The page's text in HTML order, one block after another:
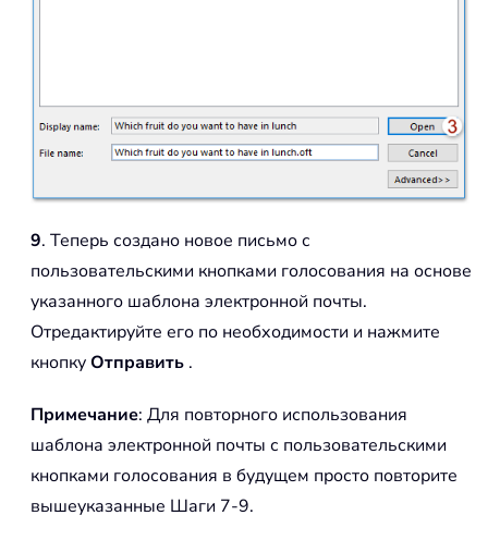
9. Теперь создано новое письмо с
пользовательскими кнопками голосования на основе
указанного шаблона электронной почты.
Отредактируйте его по необходимости и нажмите
кнопкуОтправить .
Примечание: Для повторного использования
шаблона электронной почты с пользовательскими
кнопками голосования в будущем просто повторите
вышеуказанные Шаги 7-9.